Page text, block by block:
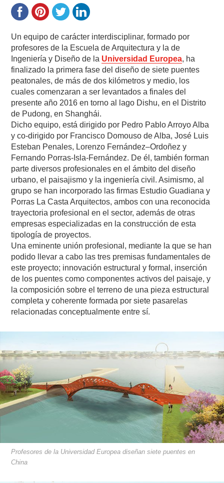
Un equipo de carácter interdisciplinar, formado por
profesores de la Escuela de Arquitectura y la de
Ingeniería y Diseño de la Universidad Europea, ha
finalizado la primera fase del diseño de siete puentes
peatonales, de más de dos kilómetros y medio, los
cuales comenzaran a ser levantados a finales del
presente año 2016 en torno al lago Dishu, en el Distrito
de Pudong, en Shanghái.
Dicho equipo, está dirigido por Pedro Pablo Arroyo Alba
y co-dirigido por Francisco Domouso de Alba, José Luis
Esteban Penales, Lorenzo Fernández–Ordoñez y
Fernando Porras-Isla-Fernández. De él, también forman
parte diversos profesionales en el ámbito del diseño
urbano, el paisajismo y la ingeniería civil. Asimismo, al
grupo se han incorporado las firmas Estudio Guadiana y
Porras La Casta Arquitectos, ambos con una reconocida
trayectoria profesional en el sector, además de otras
empresas especializadas en la construcción de esta
tipología de proyectos.
Una eminente unión profesional, mediante la que se han
podido llevar a cabo las tres premisas fundamentales de
este proyecto; innovación estructural y formal, inserción
de los puentes como componentes activos del paisaje, y
la composición sobre el terreno de una pieza estructural
completa y coherente formada por siete pasarelas
relacionadas conceptualmente entre sí.
Profesores de la Universidad Europea diseñan siete puentes en
China